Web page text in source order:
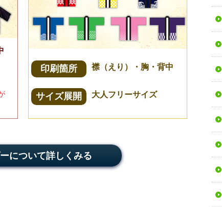
印刷箇所 襟（えり）・胸・背中
サイズ展開 大人フリーサイズ
について詳しくみる